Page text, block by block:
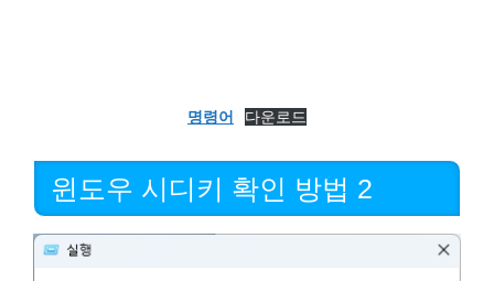
명령어 다운로드
윈도우 시디키 확인 방법 2